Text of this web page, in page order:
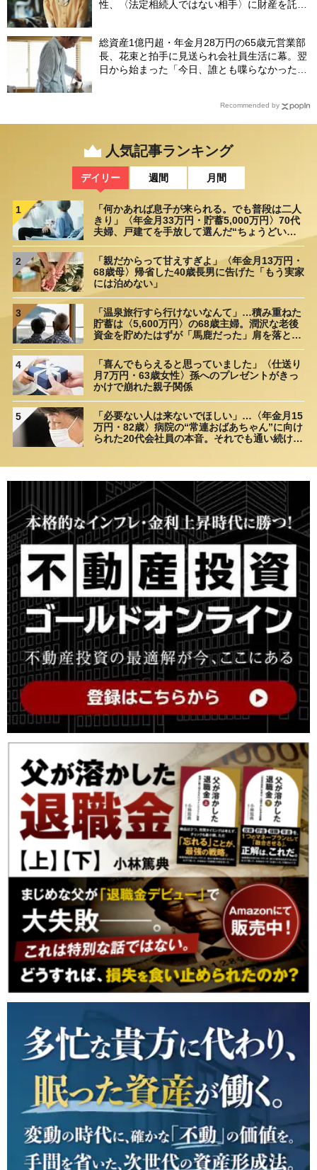
性、〈法定相続人ではない相手〉に財産を託せ
総資産1億円超・年金月28万円の65歳元営業部
長、花束と拍手に見送られ会社員生活に幕。翌
日から始まった「今日、誰とも喋らなかった」
Recommended by
人気記事ランキング
デイリー 週間 月間
1
「何かあれば息子が来られる。でも普段は二人
きり」〈年金月33万円・貯蓄5,000万円〉70代
夫婦、戸建てを手放して選んだ“ちょうどいい
距離”
2
「親だからって甘えすぎよ」〈年金月13万円・
68歳母〉帰省した40歳長男に告げた「もう実家
には泊めない」
3
「温泉旅行すら行けないなんて」…積み重ねた
貯蓄は〈5,600万円〉の68歳主婦。潤沢な老後
資金を貯めたはずが「馬鹿だった」肩を落とす
理由
4
「喜んでもらえると思っていました」〈仕送り
月7万円・63歳女性〉孫へのプレゼントがきっ
かけで崩れた親子関係
5
「必要ない人は来ないでほしい」…〈年金月15
万円・82歳〉病院の“常連おばあちゃん”に向け
られた20代会社員の本音。それでも通い続ける